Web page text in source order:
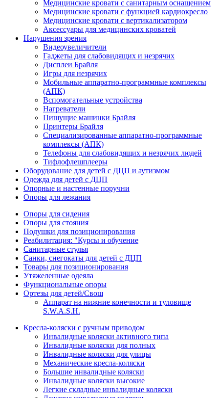
Медицинские кровати с санитарным оснащением
Медицинские кровати с функцией кардиокресло
Медицинские кровати с вертикализатором
Аксессуары для медицинских кроватей
Нарушения зрения
Видеоувеличители
Гаджеты для слабовидящих и незрячих
Дисплеи Брайля
Игры для незрячих
Мобильные аппаратно-программные комплексы
(АПК)
Вспомогательные устройства
Нагреватели
Пишущие машинки Брайля
Принтеры Брайля
Специализированные аппаратно-программные
комплексы (АПК)
Телефоны для слабовидящих и незрячих людей
Тифлофлешплееры
Оборудование для детей с ДЦП и аутизмом
Одежда для детей с ДЦП
Опорные и настенные поручни
Опоры для лежания
Опоры для сидения
Опоры для стояния
Подушки для позиционирования
Реабилитация: "Курсы и обучение
Санитарные стулья
Санки, снегокаты для детей с ДЦП
Товары для позиционирования
Утяжеленные одеяла
Функциональные опоры
Ортезы для детей/Свош
Аппарат на нижние конечности и туловище
S.W.A.S.H.
Кресла-коляски с ручным приводом
Инвалидные коляски активного типа
Инвалидные коляски для полных
Инвалидные коляски для улицы
Механические кресла-коляски
Большие инвалидные коляски
Инвалидные коляски высокие
Легкие складные инвалидные коляски